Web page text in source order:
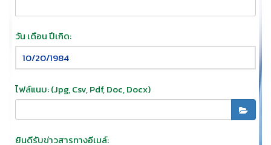
วัน เดือน ปีเกิด:
ไฟล์แนบ: (jpg, Csv, Pdf, Doc, Docx)
ยินดีรับข่าวสารทางอีเมล์: